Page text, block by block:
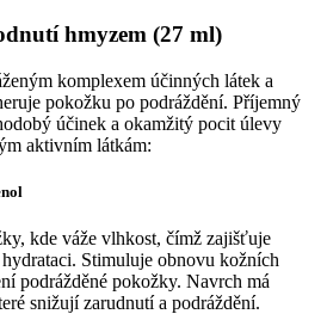
hmyzem (27 ml)
komplexem účinných látek a
pokožku po podráždění. Příjemný
účinek a okamžitý pocit úlevy
aktivním látkám:
kde váže vlhkost, čímž zajišťuje
Stimuluje obnovu kožních
podrážděné pokožky. Navrch má
snižují zarudnutí a podráždění.